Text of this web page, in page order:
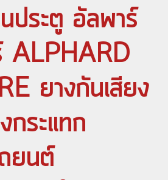
ประตู อัลพาร์
ALPHARD
ยางกันเสียง
กระแทก
ยนต์